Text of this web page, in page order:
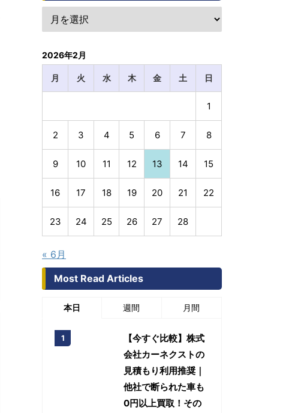
2026年2月
月 火 水 木 金 土 日
1
2 3 4 5 6 7 8
9 10 11 12 13 14 15
16 17 18 19 20 21 22
23 24 25 26 27 28
« 6月
Most Read Articles
本日 週間 月間
【今すぐ比較】株式
会社カーネクストの
見積もり利用推奨｜
他社で断られた車も
0円以上買取！その